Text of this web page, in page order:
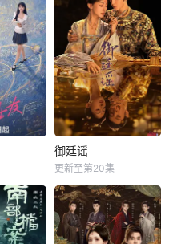
御廷谣
更新至第20集